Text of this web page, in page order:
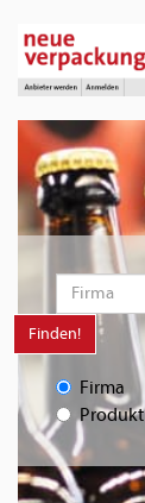
Finden!
Firma
Produkt